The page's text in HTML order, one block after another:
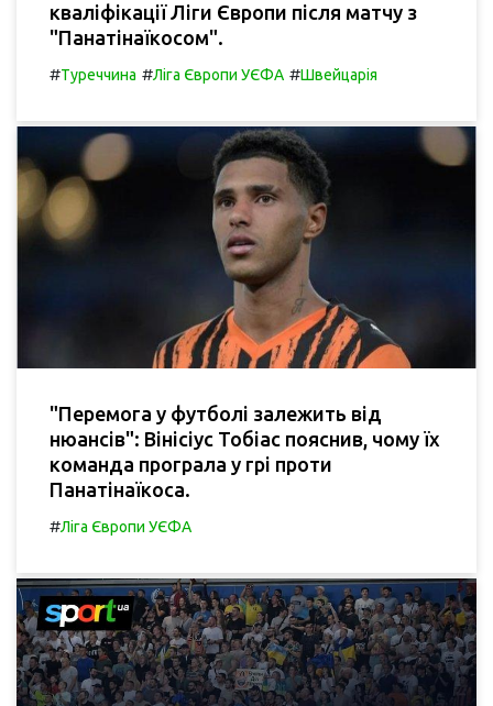
кваліфікації Ліги Європи після матчу з
"Панатінаїкосом".
#Туреччина #Ліга Європи УЄФА #Швейцарія
"Перемога у футболі залежить від
нюансів": Вінісіус Тобіас пояснив, чому їх
команда програла у грі проти
Панатінаїкоса.
#Ліга Європи УЄФА